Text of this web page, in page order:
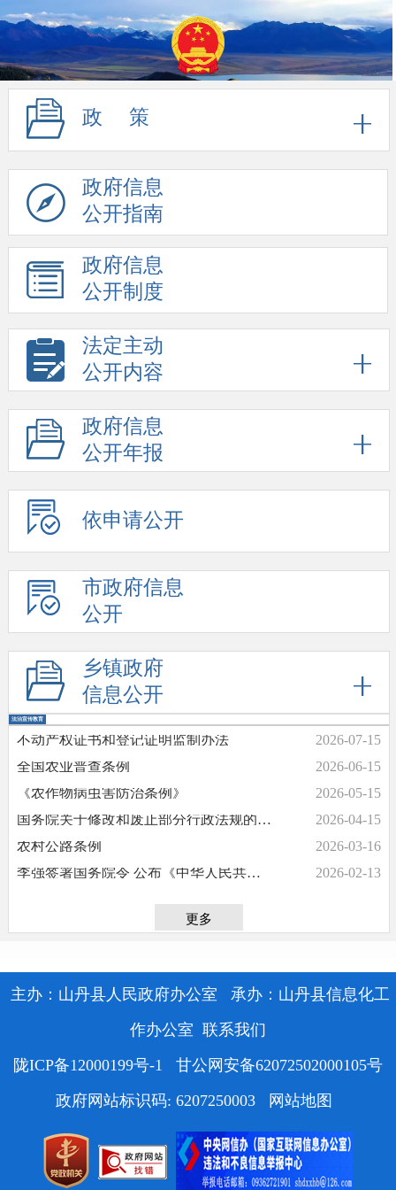
政 策
政府信息
公开指南
政府信息
公开制度
法定主动
公开内容
政府信息
公开年报
依申请公开
市政府信息
公开
乡镇政府
信息公开
法治宣传教育
不动产权证书和登记证明监制办法
2026-07-15
全国农业普查条例
2026-06-15
《农作物病虫害防治条例》
2026-05-15
国务院关于修改和废止部分行政法规的决定
2026-04-15
农村公路条例
2026-03-16
李强签署国务院令 公布《中华人民共和国增值税法实施条例》
2026-02-13
更多